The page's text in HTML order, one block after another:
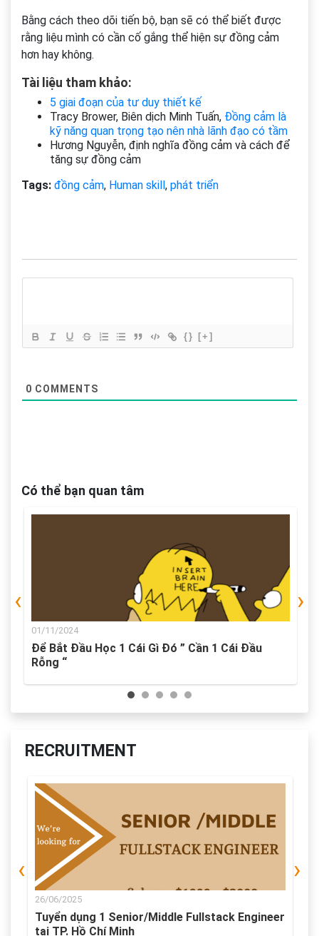
Bằng cách theo dõi tiến bộ, bạn sẽ có thể biết được
rằng liệu mình có cần cố gắng thể hiện sự đồng cảm
hơn hay không.
Tài liệu tham khảo:
5 giai đoạn của tư duy thiết kế
Tracy Brower, Biên dịch Minh Tuấn, Đồng cảm là
kỹ năng quan trọng tạo nên nhà lãnh đạo có tầm
Hương Nguyễn, định nghĩa đồng cảm và cách để
tăng sự đồng cảm
Tags: đồng cảm, Human skill , phát triển
{} [+]
0 COMMENTS
Có thể bạn quan tâm
01/11/2024
Để Bắt Đầu Học 1 Cái Gì Đó ” Cần 1 Cái Đầu
Rỗng “
‹ ›
RECRUITMENT
26/06/2025
Tuyển dụng 1 Senior/Middle Fullstack Engineer
tại TP. Hồ Chí Minh
‹ ›